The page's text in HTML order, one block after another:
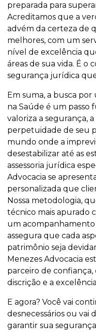
preparada para
Acreditamos que a
advém da certeza de
melhores, com um
nível de excelência
áreas de sua vida. É o
segurança jurídica
Em suma, a busca
na Saúde é um
valoriza a segurança,
perpetuidade de seu
mundo onde a
desestabilizar até as
assessoria jurídica
Advocacia se
personalizada que
Nossa metodologia,
técnico mais apurado
um
assegura que cada
patrimônio seja
Menezes Advocacia
parceiro de confiança,
discrição e a
E agora? Você vai
desnecessários ou vai
garantir sua